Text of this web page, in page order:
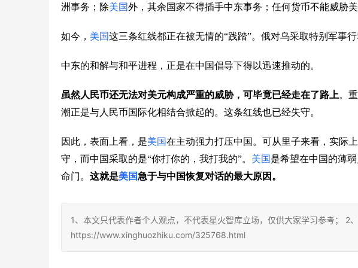
洲事务；除美国外，其余国家不得插手中东事务；任何货币不能威胁
如今， 美国这三条红线都正在被无情的“践踏”。俄对乌采取特别军事
中东的和解与和平进程，正是在中国倡导下得以迅速推动的。
虽然人民币还无法对美元构成严重的威胁，可毕竟已经走在了路上。
潮正是与人民币国际化相结合掀起的。这条红线也已经失守。
因此，表面上看，是美国在主动强力打压中国。可从里子来看，实际
守，而中国采取的是“你打你的，我打我的”。 美国 是希望在中国的薄
命门。 这就是美国急于与中国恢复对话的最大原因。
1、本文只代表作者个人观点，不代表星火智库立场，仅供大家学习参考； 2
https://www.xinghuozhiku.com/325768.html